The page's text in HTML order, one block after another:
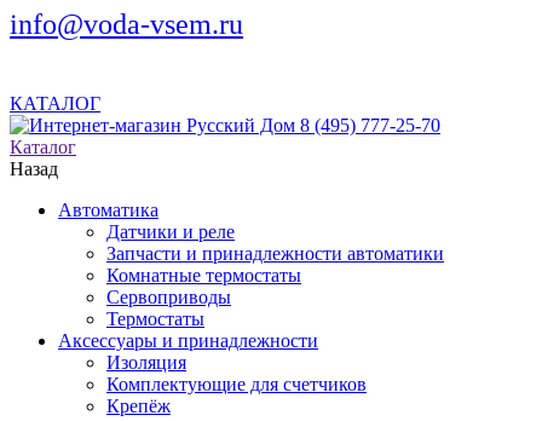
info@voda-vsem.ru
КАТАЛОГ
8 (495) 777-25-70
Каталог
Назад
Автоматика
Датчики и реле
Запчасти и принадлежности автоматики
Комнатные термостаты
Сервоприводы
Термостаты
Аксессуары и принадлежности
Изоляция
Комплектующие для счетчиков
Крепёж